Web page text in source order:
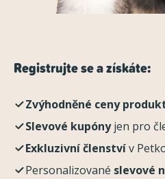
Registrujte se a získáte:
Zvýhodněné ceny
Slevové kupónyjen pro
Exkluzivní členstvív
Personalizované slevové